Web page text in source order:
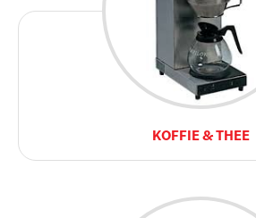
KOFFIE & THEE